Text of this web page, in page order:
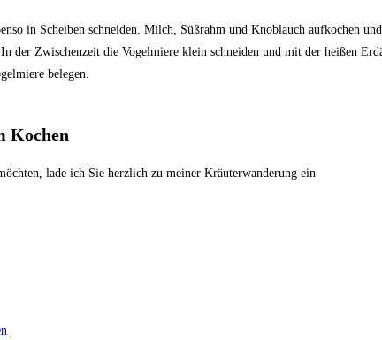
in Scheiben schneiden. Milch, Süßrahm und Knoblauch aufkochen
der Zwischenzeit die Vogelmiere klein schneiden und mit der heißen
belegen.
Kochen
lade ich Sie herzlich zu meiner Kräuterwanderung ein